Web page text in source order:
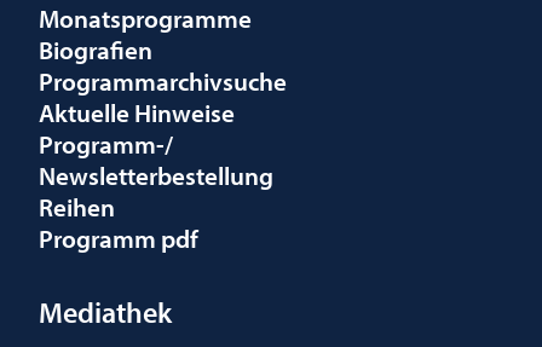
Monatsprogramme
Biografien
Programmarchivsuche
Aktuelle Hinweise
Programm-/
Newsletterbestellung
Reihen
Programm pdf
Mediathek